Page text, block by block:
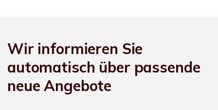
Wir informieren Sie
automatisch über passende
neue Angebote